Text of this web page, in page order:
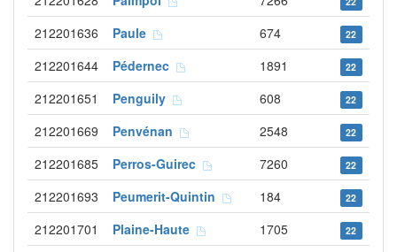
212201636 Paule 674 22
212201644 Pédernec 1891 22
212201651 Penguily 608 22
212201669 Penvénan 2548 22
212201685 Perros-Guirec 7260 22
212201693 Peumerit-Quintin 184 22
212201701 Plaine-Haute 1705 22